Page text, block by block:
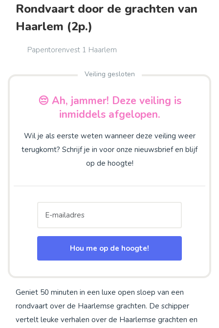
Rondvaart door de grachten van
Haarlem (2p.)
Papentorenvest 1 Haarlem
Veiling gesloten
😔 Ah, jammer! Deze veiling is
inmiddels afgelopen.
Wil je als eerste weten wanneer deze veiling weer
terugkomt? Schrijf je in voor onze nieuwsbrief en blijf
op de hoogte!
Hou me op de hoogte!
Geniet 50 minuten in een luxe open sloep van een
rondvaart over de Haarlemse grachten. De schipper
vertelt leuke verhalen over de Haarlemse grachten en